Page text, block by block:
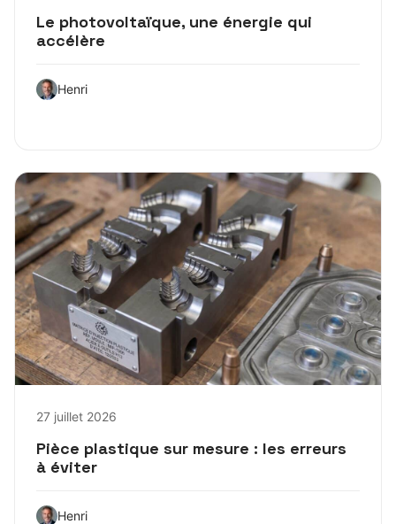
Le photovoltaïque, une énergie qui
accélère
Henri
27 juillet 2026
Pièce plastique sur mesure : les erreurs
à éviter
Henri